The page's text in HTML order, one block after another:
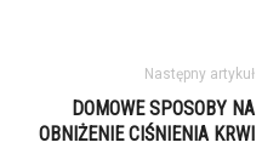
Następny artykuł
DOMOWE SPOSOBY NA
OBNIŻENIE CIŚNIENIA KRWI